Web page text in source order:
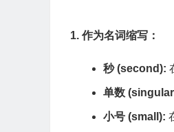
1. 作为名词缩写：
秒 (second):
单数
小号 (small):